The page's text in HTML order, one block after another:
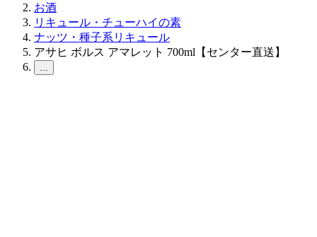
お酒
リキュール・チューハイの素
ナッツ・種子系リキュール
アサヒ ボルス アマレット 700ml【センター直送】
...